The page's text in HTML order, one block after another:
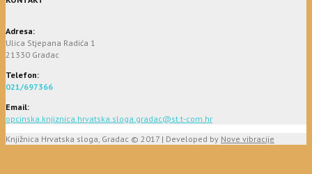
Adresa:
Ulica Stjepana Radića 1
21330 Gradac
Telefon:
021/697366
Email:
opcinska.knjiznica.hrvatska.sloga.gradac@st.t-com.hr
Knjižnica Hrvatska sloga, Gradac © 2017 | Developed by Nove vibracije